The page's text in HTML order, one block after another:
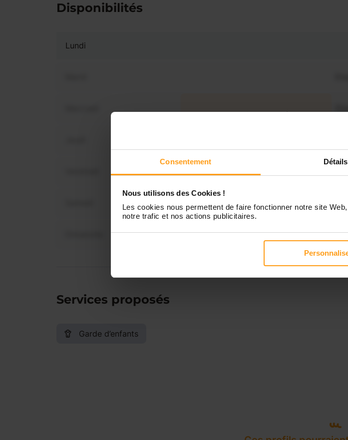
Consentement Détails
Nous utilisons des Cookies !
Les cookies nous permettent de faire fonctionner notre site
notre trafic et nos actions publicitaires.
Disponibilités
Lundi
Vous souhaitez connaître les
Services proposés
Garde d’enfants